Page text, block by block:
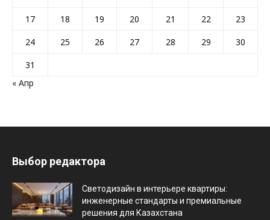
17
18 19 20 21 22
23
24
25 26 27 28 29
30
31
« Апр
Выбор редактора
Светодизайн в интерьере квартиры:
инженерные стандарты и премиальные
решения для Казахстана